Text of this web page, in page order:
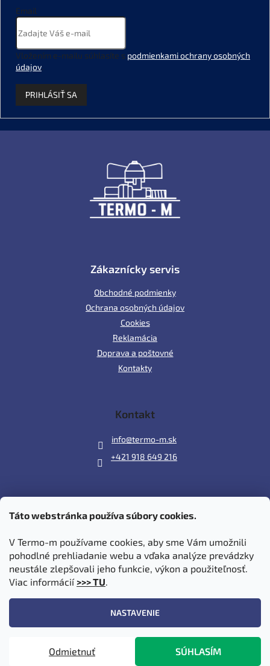
Táto webstránka používa súbory cookies.
V Termo-m používame cookies, aby sme Vám umožnili
pohodlné prehliadanie webu a vďaka analýze prevádzky
neustále zlepšovali jeho funkcie, výkon a použiteľnosť.
Viac informácií >>> TU.
NASTAVENIE
Odmietnuť SÚHLASÍM
Email
Vložením e-mailu súhlasíte s podmienkami ochrany osobných
údajov.
PRIHLÁSIŤ SA
Zákaznícky servis
Obchodné podmienky
Ochrana osobných údajov
Cookies
Reklamácia
Doprava a poštovné
Kontakty
Kontakt
info@termo-m.sk
+421 918 649 216
Prijímame online platby
. Všetky práva vyhradené.